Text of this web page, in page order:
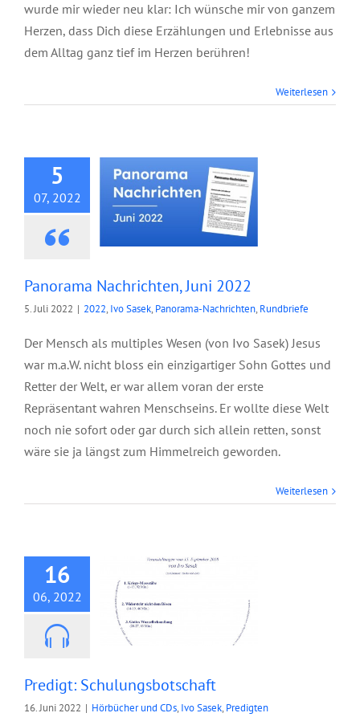
wurde mir wieder neu klar: Ich wünsche mir von ganzem
Herzen, dass Dich diese Erzählungen und Erlebnisse aus
dem Alltag ganz tief im Herzen berühren!
Weiterlesen
5
07, 2022
Panorama Nachrichten, Juni 2022
5. Juli 2022 | 2022, Ivo Sasek, Panorama-Nachrichten, Rundbriefe
Der Mensch als multiples Wesen (von Ivo Sasek) Jesus
war m.a.W. nicht bloss ein einzigartiger Sohn Gottes und
Retter der Welt, er war allem voran der erste
Repräsentant wahren Menschseins. Er wollte diese Welt
noch nie sofort oder gar durch sich allein retten, sonst
wäre sie ja längst zum Himmelreich geworden.
Weiterlesen
16
06, 2022
Predigt:
Predigt: Schulungsbotschaft
16. Juni 2022 | Hörbücher und CDs, Ivo Sasek, Predigten